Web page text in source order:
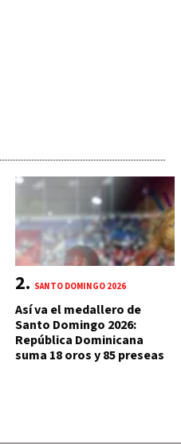
SANTO DOMINGO 2026
Así va el medallero de
Santo Domingo 2026:
República Dominicana
suma 18 oros y 85 preseas